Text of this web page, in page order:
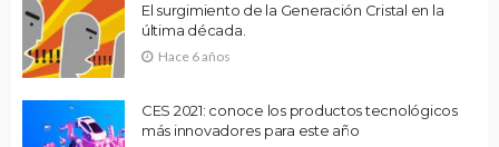
El surgimiento de la Generación Cristal en la
última década.
Hace 6 años
CES 2021: conoce los productos tecnológicos
más innovadores para este año